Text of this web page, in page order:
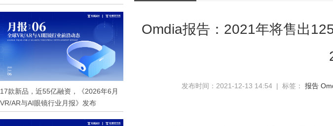
17款新品，近55亿融资，《2026年6月
VR/AR与AI眼镜行业月报》发布
Omdia报告：2021年将售出
发布时间：2021-12-13 14:54 | 标签： 报告